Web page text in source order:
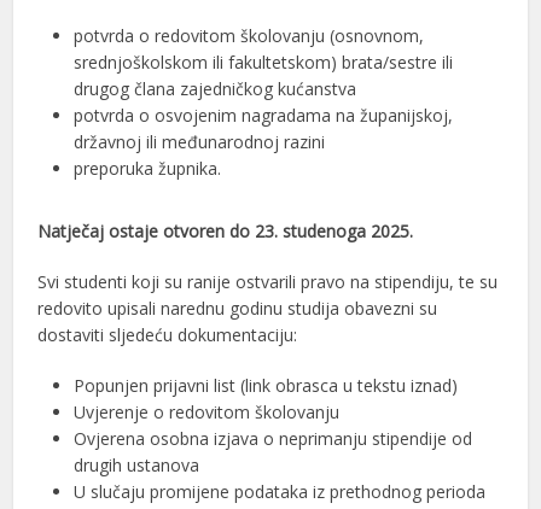
potvrda o redovitom školovanju (osnovnom,
srednjoškolskom ili fakultetskom) brata/sestre ili
drugog člana zajedničkog kućanstva
potvrda o osvojenim nagradama na županijskoj,
državnoj ili međunarodnoj razini
preporuka župnika.
Natječaj ostaje otvoren do 23. studenoga 2025.
Svi studenti koji su ranije ostvarili pravo na stipendiju, te su
redovito upisali narednu godinu studija obavezni su
dostaviti sljedeću dokumentaciju:
Popunjen prijavni list (link obrasca u tekstu iznad)
Uvjerenje o redovitom školovanju
Ovjerena osobna izjava o neprimanju stipendije od
drugih ustanova
U slučaju promijene podataka iz prethodnog perioda